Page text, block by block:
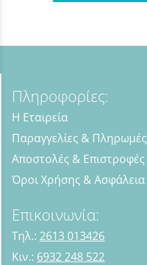
Πληροφορίες:
Η Εταιρεία
Παραγγελίες & Πληρωμές
Αποστολές & Επιστροφές
Όροι Χρήσης & Ασφάλεια
Επικοινωνία:
Τηλ.: 2613 013426
Κιν.: 6932 248 522